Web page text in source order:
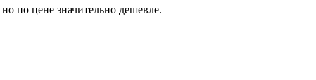
по цене значительно дешевле.